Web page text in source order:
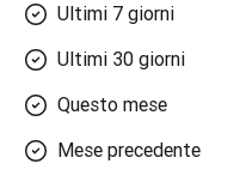
Ultimi 7 giorni
Ultimi 30 giorni
Questo mese
Mese precedente